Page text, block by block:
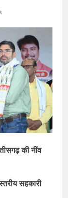
की नींव
सहकारी